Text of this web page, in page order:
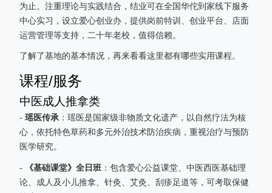
为止。注重理论与实践结合，结业可在全国华佗到家线下服务
中心实习，设立爱心创业办，提供岗前特训、创业平台、店面
运营管理等支持，二十年老校，值得信赖。
了解了基地的基本情况，再来看看这里都有哪些实用课程。
课程/服务
中医成人推拿类
- 瑶医传承 ：瑶医是国家级非物质文化遗产，以自然疗法为核
心，依托特色草药和多元外治技术防治疾病，重视治疗与预防
医学研究。
- 《基础课堂》全日班 ：包含爱心公益课堂、中医西医基础理
论、成人及小儿推拿、针灸、艾灸、刮疹足道等，可考取保健